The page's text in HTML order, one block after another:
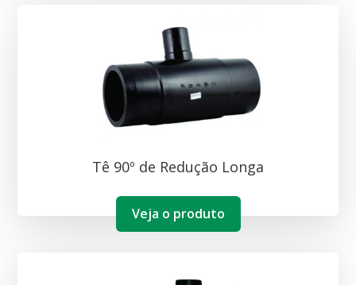
Tê 90º de Redução Longa
Veja o produto